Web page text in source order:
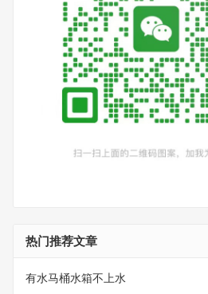
热门推荐文章
有水马桶水箱不上水